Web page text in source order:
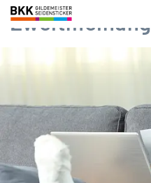
BKK
Gildemeister
Seidensticker
Zweitmeinung